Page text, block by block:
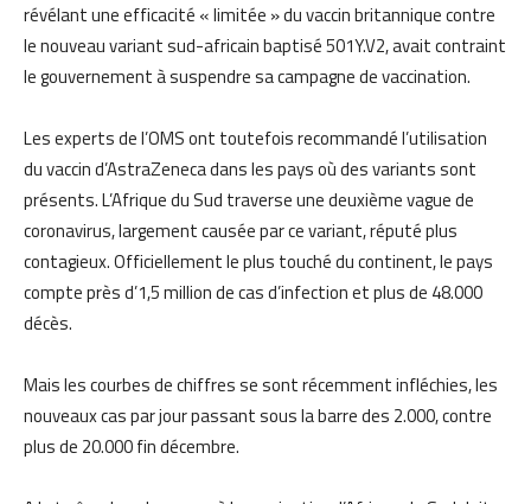
révélant une efficacité « limitée » du vaccin britannique contre
le nouveau variant sud-africain baptisé 501Y.V2, avait contraint
le gouvernement à suspendre sa campagne de vaccination.
Les experts de l’OMS ont toutefois recommandé l’utilisation
du vaccin d’AstraZeneca dans les pays où des variants sont
présents. L’Afrique du Sud traverse une deuxième vague de
coronavirus, largement causée par ce variant, réputé plus
contagieux. Officiellement le plus touché du continent, le pays
compte près d’1,5 million de cas d’infection et plus de 48.000
décès.
Mais les courbes de chiffres se sont récemment infléchies, les
nouveaux cas par jour passant sous la barre des 2.000, contre
plus de 20.000 fin décembre.